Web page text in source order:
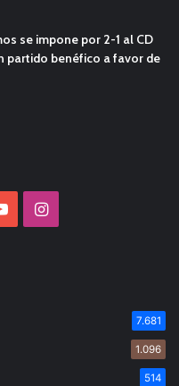
se impone por 2-1 al CD
partido benéfico a favor de
YouTubeInstagram
7.681
1.096
514